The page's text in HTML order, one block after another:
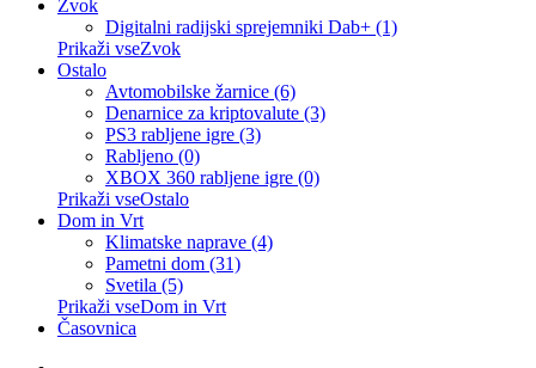
Zvok
Digitalni radijski sprejemniki Dab+ (1)
Prikaži vseZvok
Ostalo
Avtomobilske žarnice (6)
Denarnice za kriptovalute (3)
PS3 rabljene igre (3)
Rabljeno (0)
XBOX 360 rabljene igre (0)
Prikaži vseOstalo
Dom in Vrt
Klimatske naprave (4)
Pametni dom (31)
Svetila (5)
Prikaži vseDom in Vrt
Časovnica